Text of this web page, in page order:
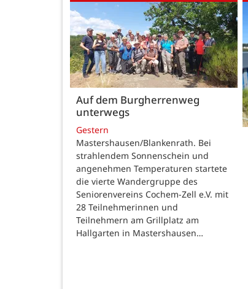
Auf dem Burgherrenweg
unterwegs
Gestern
Mastershausen/Blankenrath. Bei
strahlendem Sonnenschein und
angenehmen Temperaturen startete
die vierte Wandergruppe des
Seniorenvereins Cochem-Zell e.V. mit
28 Teilnehmerinnen und
Teilnehmern am Grillplatz am
Hallgarten in Mastershausen…